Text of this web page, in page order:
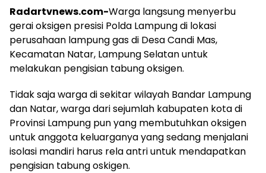
Radartvnews.com-Warga langsung menyerbu
gerai oksigen presisi Polda Lampung di lokasi
perusahaan lampung gas di Desa Candi Mas,
Kecamatan Natar, Lampung Selatan untuk
melakukan pengisian tabung oksigen.
Tidak saja warga di sekitar wilayah Bandar Lampung
dan Natar, warga dari sejumlah kabupaten kota di
Provinsi Lampung pun yang membutuhkan oksigen
untuk anggota keluarganya yang sedang menjalani
isolasi mandiri harus rela antri untuk mendapatkan
pengisian tabung oskigen.